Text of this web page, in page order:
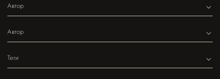
Автор
Автор
Теги